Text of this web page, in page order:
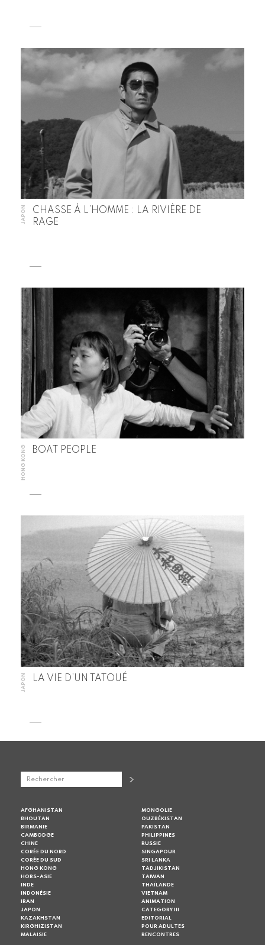
JAPON
CHASSE À L’HOMME : LA RIVIÈRE DE
RAGE
HONG KONG BOAT PEOPLE
JAPON LA VIE D’UN TATOUÉ
AFGHANISTAN
BHOUTAN
BIRMANIE
CAMBODGE
CHINE
CORÉE DU NORD
CORÉE DU SUD
HONG KONG
HORS-ASIE
INDE
INDONÉSIE
IRAN
JAPON
KAZAKHSTAN
KIRGHIZISTAN
MALAISIE
MONGOLIE
OUZBÉKISTAN
PAKISTAN
PHILIPPINES
RUSSIE
SINGAPOUR
SRI LANKA
TADJIKISTAN
TAIWAN
THAÏLANDE
VIETNAM
ANIMATION
CATEGORY III
EDITORIAL
POUR ADULTES
RENCONTRES